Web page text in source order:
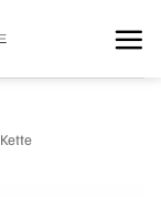
Kette